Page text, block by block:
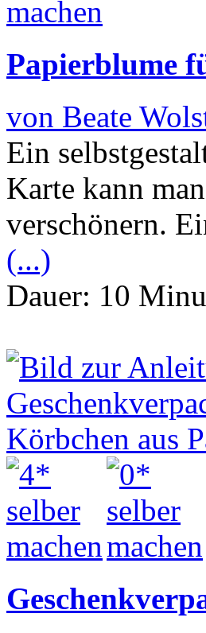
Papierblume
von Beate
Ein
Karte kann
verschönern.
(...)
Dauer: 10